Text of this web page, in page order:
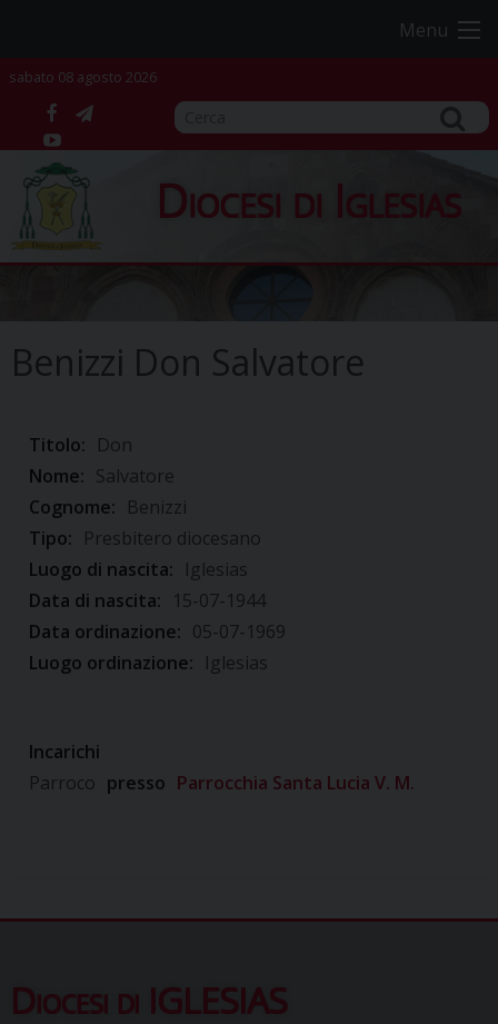
content
Menu
sabato 08 agosto 2026
facebook
telegram
YouTube
Diocesi di Iglesias
Benizzi Don Salvatore
Titolo: Don
Nome: Salvatore
Cognome: Benizzi
Tipo: Presbitero diocesano
Luogo di nascita: Iglesias
Data di nascita: 15-07-1944
Data ordinazione: 05-07-1969
Luogo ordinazione: Iglesias
Incarichi
Parroco presso Parrocchia Santa Lucia V. M.
Diocesi di IGLESIAS